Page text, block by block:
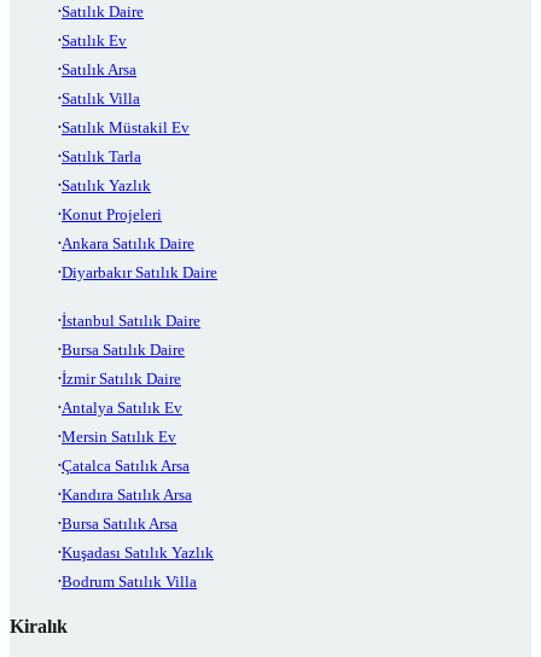
Satılık Daire
Satılık Ev
Satılık Arsa
Satılık Villa
Satılık Müstakil Ev
Satılık Tarla
Satılık Yazlık
Konut Projeleri
Ankara Satılık Daire
Diyarbakır Satılık Daire
İstanbul Satılık Daire
Bursa Satılık Daire
İzmir Satılık Daire
Antalya Satılık Ev
Mersin Satılık Ev
Çatalca Satılık Arsa
Kandıra Satılık Arsa
Bursa Satılık Arsa
Kuşadası Satılık Yazlık
Bodrum Satılık Villa
Kiralık